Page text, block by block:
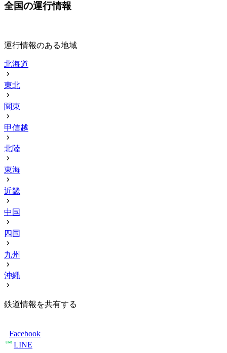
全国の運行情報
運行情報のある地域
北海道
東北
関東
甲信越
北陸
東海
近畿
中国
四国
九州
沖縄
鉄道情報を共有する
Facebook
LINE